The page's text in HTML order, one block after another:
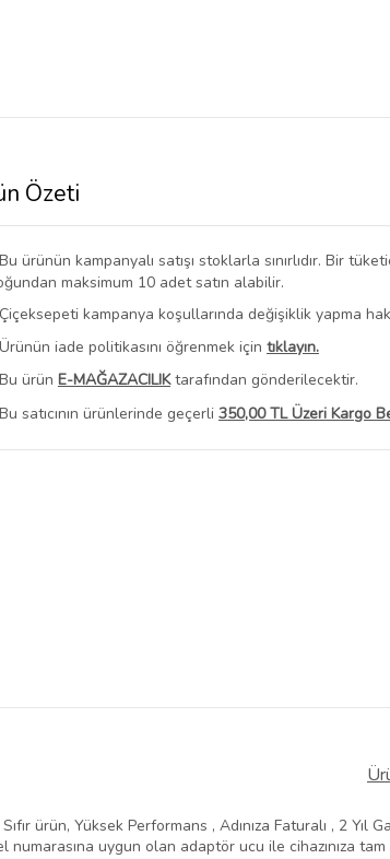
Özeti
Bu ürünün kampanyalı satışı stoklarla sınırlıdır. Bir
maksimum 10 adet satın alabilir.
Çiçeksepeti kampanya koşullarında değişiklik yapma
Ürünün iade politikasını öğrenmek için tıklayın.
Bu ürün E-MAĞAZACILIKtarafından gönderilecektir.
Bu satıcının ürünlerinde geçerli 350,00 TL Üzeri Kargo
Bu SatıcınınTüm Ürünlerini Görüntüle
ürün, Yüksek Performans , Adınıza Faturalı , 2 Yıl
uygun olan adaptör ucu ile cihazınıza